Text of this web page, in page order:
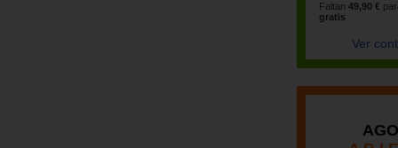
Faltan 49,90 €
gratis
Ver